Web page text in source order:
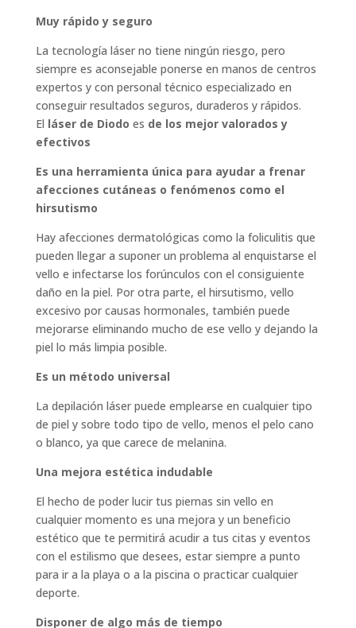
Muy rápido y seguro
La tecnología láser no tiene ningún riesgo, pero
siempre es aconsejable ponerse en manos de centros
expertos y con personal técnico especializado en
conseguir resultados seguros, duraderos y rápidos.
El láser de Diodo es de los mejor valorados y
efectivos
Es una herramienta única para ayudar a frenar
afecciones cutáneas o fenómenos como el
hirsutismo
Hay afecciones dermatológicas como la foliculitis que
pueden llegar a suponer un problema al enquistarse el
vello e infectarse los forúnculos con el consiguiente
daño en la piel. Por otra parte, el hirsutismo, vello
excesivo por causas hormonales, también puede
mejorarse eliminando mucho de ese vello y dejando la
piel lo más limpia posible.
Es un método universal
La depilación láser puede emplearse en cualquier tipo
de piel y sobre todo tipo de vello, menos el pelo cano
o blanco, ya que carece de melanina.
Una mejora estética indudable
El hecho de poder lucir tus piernas sin vello en
cualquier momento es una mejora y un beneficio
estético que te permitirá acudir a tus citas y eventos
con el estilismo que desees, estar siempre a punto
para ir a la playa o a la piscina o practicar cualquier
deporte.
Disponer de algo más de tiempo